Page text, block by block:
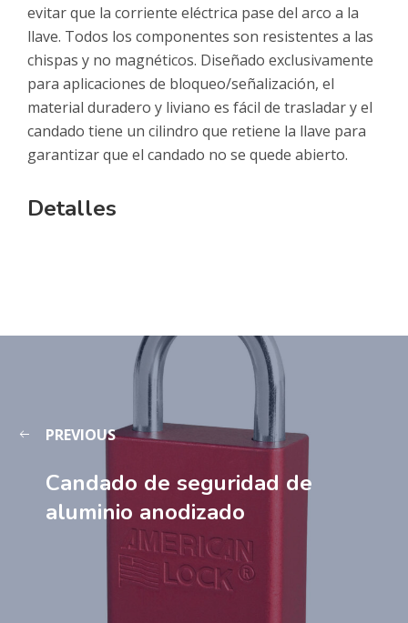
evitar que la corriente eléctrica pase del arco a la
llave. Todos los componentes son resistentes a las
chispas y no magnéticos. Diseñado exclusivamente
para aplicaciones de bloqueo/señalización, el
material duradero y liviano es fácil de trasladar y el
candado tiene un cilindro que retiene la llave para
garantizar que el candado no se quede abierto.
Detalles
PREVIOUS
Candado de seguridad de
aluminio anodizado